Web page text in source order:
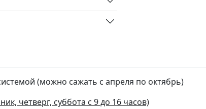
(можно сажать с апреля по октябрь)
четверг, суббота с 9 до 16 часов)